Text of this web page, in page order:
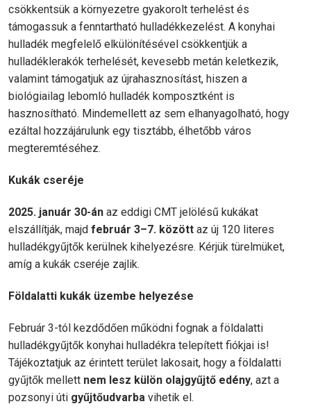
csökkentsük a környezetre gyakorolt terhelést és
támogassuk a fenntartható hulladékkezelést. A konyhai
hulladék megfelelő elkülönítésével csökkentjük a
hulladéklerakók terhelését, kevesebb metán keletkezik,
valamint támogatjuk az újrahasznosítást, hiszen a
biológiailag lebomló hulladék komposztként is
hasznosítható. Mindemellett az sem elhanyagolható, hogy
ezáltal hozzájárulunk egy tisztább, élhetőbb város
megteremtéséhez.
Kukák cseréje
2025. január 30-án az eddigi CMT jelölésű kukákat
elszállítják, majd február 3–7. között az új 120 literes
hulladékgyűjtők kerülnek kihelyezésre. Kérjük türelmüket,
amíg a kukák cseréje zajlik.
Földalatti kukák üzembe helyezése
Február 3-tól kezdődően működni fognak a földalatti
hulladékgyűjtők konyhai hulladékra telepített fiókjai is!
Tájékoztatjuk az érintett terület lakosait, hogy a földalatti
gyűjtők mellett nem lesz külön olajgyűjtő edény, azt a
pozsonyi úti gyűjtőudvarba vihetik el.